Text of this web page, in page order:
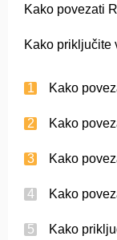
Kako povezati
Kako priključite
Kako
Kako
Kako